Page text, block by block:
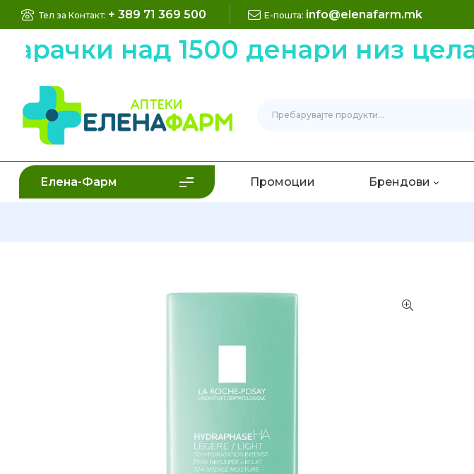
Тел за Контакт: + 389 71 369 500 Е-пошта: info@elenafarm.mk
над 1500 денари низ цела
Елена-Фарм Промоции Брендови